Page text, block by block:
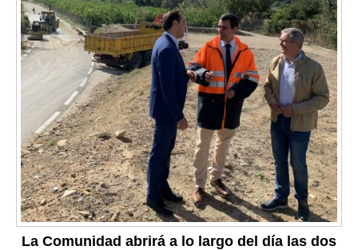
La Comunidad abrirá a lo largo del día las dos